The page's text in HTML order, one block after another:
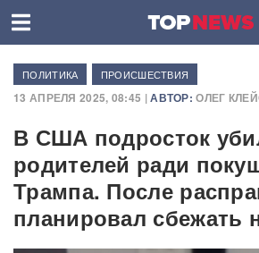
ПОЛИТИКА ПРОИСШЕСТВИЯ
13 АПРЕЛЯ 2025, 08:45 |АВТОР: ОЛЕГ
В США подросток
родителей ради
Трампа. После
планировал сбежать